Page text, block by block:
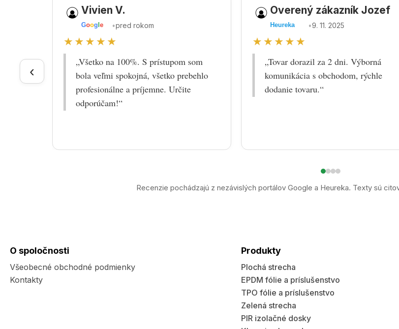
‹
Vivien V.
Goog le •pred rokom
★★★★★
„Všetko na 100%. S prístupom som
bola veľmi spokojná, všetko prebehlo
profesionálne a príjemne. Určite
odporúčam!“
Overený zákazník Jozef
Heureka •9. 11. 2025
★★★★★
„Tovar dorazil za 2 dni. Výborná
komunikácia s obchodom, rýchle
dodanie tovaru.“
Recenzie pochádzajú z nezávislých portálov Google a Heureka. Texty sú
O spoločnosti
Všeobecné obchodné podmienky
Kontakty
Produkty
Plochá strecha
EPDM fólie a príslušenstvo
TPO fólie a príslušenstvo
Zelená strecha
PIR izolačné dosky